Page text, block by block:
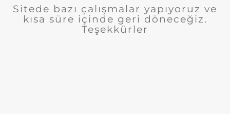
Sitede bazı çalışmalar yapıyoruz ve
kısa süre içinde geri döneceğiz.
Teşekkürler